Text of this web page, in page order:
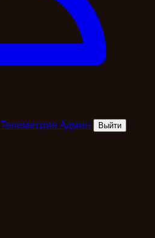
Телеметрия Админ Выйти